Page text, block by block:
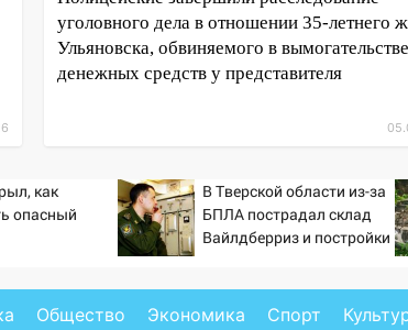
уголовного дела в отношении 35-летнего
Ульяновска, обвиняемого в вымогательстве
денежных средств у представителя
как
опасный
В Тверской области из-за
БПЛА пострадал склад
Вайлдберриз и постройки
области сегодня -
Общество Экономика Спорт